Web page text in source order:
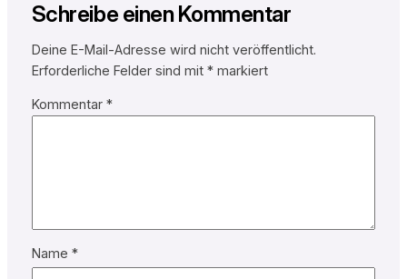
Schreibe einen Kommentar
Deine E-Mail-Adresse wird nicht veröffentlicht.
Erforderliche Felder sind mit *markiert
Kommentar *
Name *